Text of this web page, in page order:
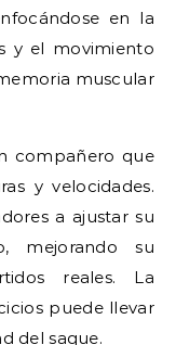
en la
y el movimiento
muscular
compañero que
y velocidades.
a ajustar su
mejorando su
reales. La
puede llevar
del saque.